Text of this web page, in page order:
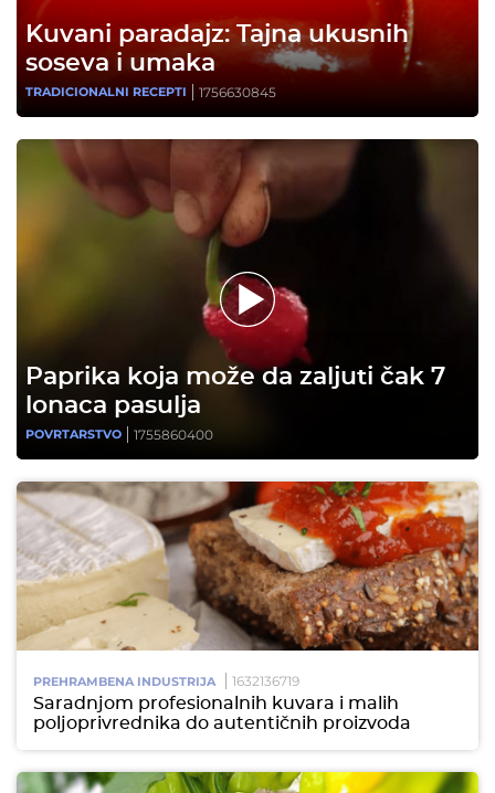
Kuvani paradajz: Tajna ukusnih
soseva i umaka
TRADICIONALNI RECEPTI 1756630845
Paprika koja može da zaljuti čak 7
lonaca pasulja
POVRTARSTVO 1755860400
PREHRAMBENA INDUSTRIJA 1632136719
Saradnjom profesionalnih kuvara i malih
poljoprivrednika do autentičnih proizvoda